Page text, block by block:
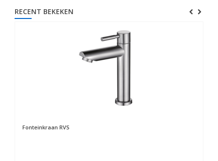
RECENT BEKEKEN
Fonteinkraan RVS